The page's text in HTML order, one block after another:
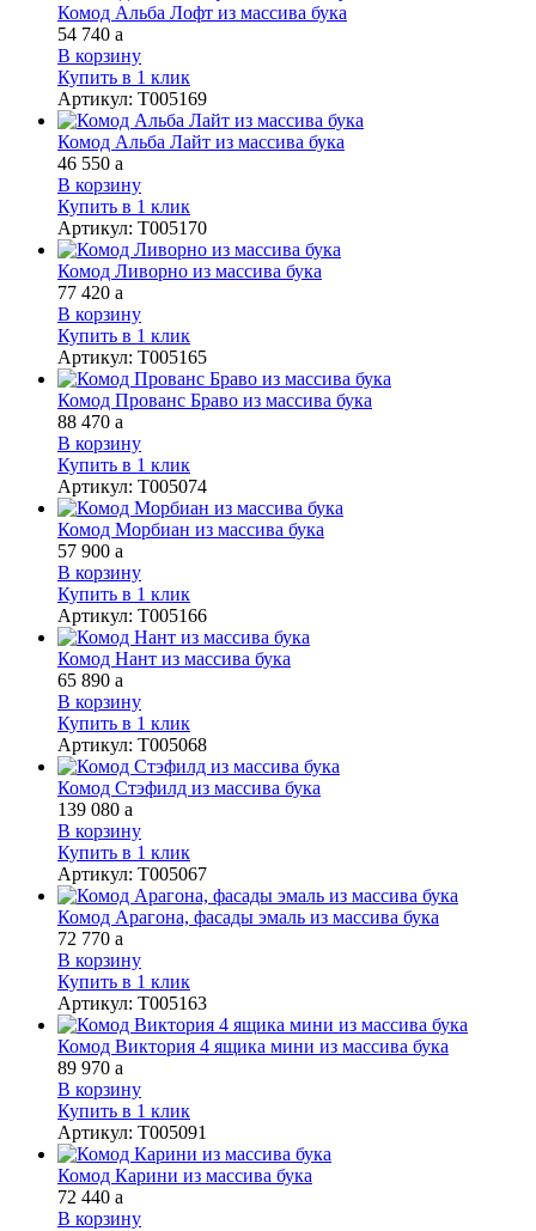
Комод Альба Лофт из массива бука
54 740 a
В корзину
Купить в 1 клик
Артикул: Т005169
Комод Альба Лайт из массива бука
46 550 a
В корзину
Купить в 1 клик
Артикул: Т005170
Комод Ливорно из массива бука
77 420 a
В корзину
Купить в 1 клик
Артикул: Т005165
Комод Прованс Браво из массива бука
88 470 a
В корзину
Купить в 1 клик
Артикул: Т005074
Комод Морбиан из массива бука
57 900 a
В корзину
Купить в 1 клик
Артикул: Т005166
Комод Нант из массива бука
65 890 a
В корзину
Купить в 1 клик
Артикул: Т005068
Комод Стэфилд из массива бука
139 080 a
В корзину
Купить в 1 клик
Артикул: Т005067
Комод Арагона, фасады эмаль из массива бука
72 770 a
В корзину
Купить в 1 клик
Артикул: Т005163
Комод Виктория 4 ящика мини из массива бука
89 970 a
В корзину
Купить в 1 клик
Артикул: Т005091
Комод Карини из массива бука
72 440 a
В корзину